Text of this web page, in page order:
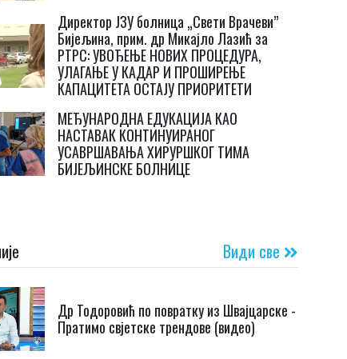
Директор ЈЗУ болница „Свети Врачеви”
Бијељина, прим. др Микајло Лазић за
РТРС: УВОЂЕЊЕ НОВИХ ПРОЦЕДУРА,
УЛАГАЊЕ У КАДАР И ПРОШИРЕЊЕ
КАПАЦИТЕТА ОСТАЈУ ПРИОРИТЕТИ
МЕЂУНАРОДНА ЕДУКАЦИЈА КАО
НАСТАВАК КОНТИНУИРАНОГ
УСАВРШАВАЊА ХИРУРШКОГ ТИМА
БИЈЕЉИНСКЕ БОЛНИЦЕ
Види све
Др Тодоровић по повратку из Швајцарске -
Пратимо свјетске трендове (видео)